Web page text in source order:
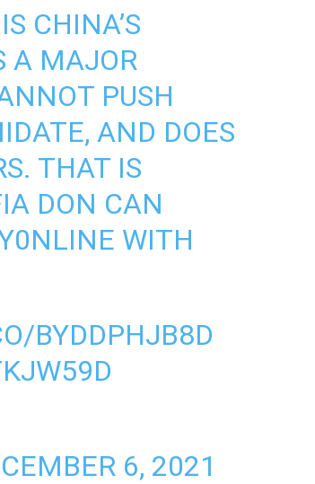
CHINA’S
A MAJOR
PUSH
AND DOES
THAT IS
DON CAN
WITH
BYDDPHJB8D
6, 2021